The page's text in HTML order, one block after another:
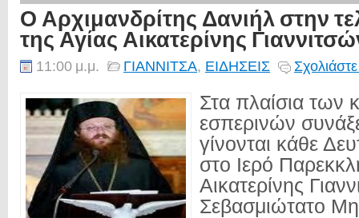
Ο Αρχιμανδρίτης Δανιήλ στην
της Αγίας Αικατερίνης
11:00 μ.μ. ΓΙΑΝΝΙΤΣΑ, ΕΙΔΗΣΕΙΣ
Στα πλαίσια των
εσπερινών
γίνονται κάθε
στο Ιερό
Αικατερίνης
Σεβασμιώτατο